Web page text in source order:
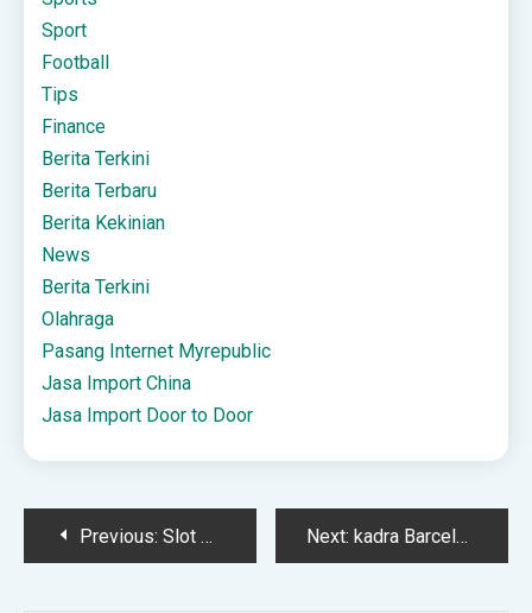
Sport
Football
Tips
Finance
Berita Terkini
Berita Terbaru
Berita Kekinian
News
Berita Terkini
Olahraga
Pasang Internet Myrepublic
Jasa Import China
Jasa Import Door to Door
PostPrevious: Slot Deposit Pulsa Indosat, Main Tanpa Ribet dan Cepat Next: kadra Barcelony na mecz z Chelsea 25.11.2025